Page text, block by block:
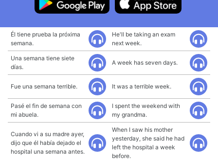
Él tiene prueba la próxima
semana.
He'll be taking an exam
next week.
Una semana tiene siete
días.
A week has seven days.
Fue una semana terrible. It was a terrible week.
Pasé el fin de semana con
mi abuela.
I spent the weekend with
my grandma.
Cuando vi a su madre ayer,
dijo que él había dejado el
hospital una semana antes.
When I saw his mother
yesterday, she said he had
left the hospital a week
before.